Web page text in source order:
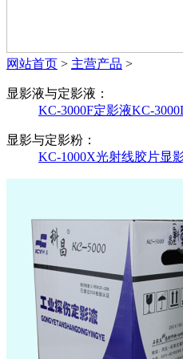
网站首页 > 主营产品 >
显影液与定影液：
KC-3000F定影液KC-
显影与定影粉：
KC-1000X光射线胶片显